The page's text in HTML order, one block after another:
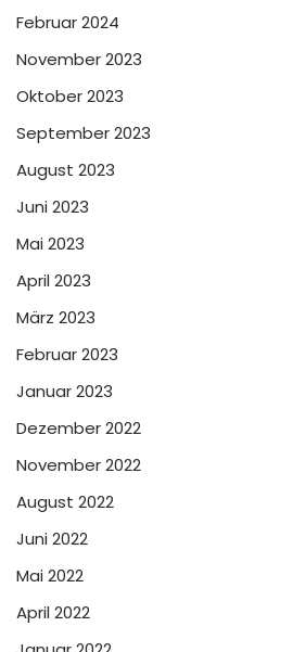
Februar 2024
November 2023
Oktober 2023
September 2023
August 2023
Juni 2023
Mai 2023
April 2023
März 2023
Februar 2023
Januar 2023
Dezember 2022
November 2022
August 2022
Juni 2022
Mai 2022
April 2022